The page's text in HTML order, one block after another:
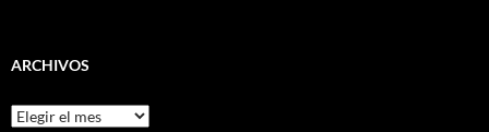
ARCHIVOS
Archivos